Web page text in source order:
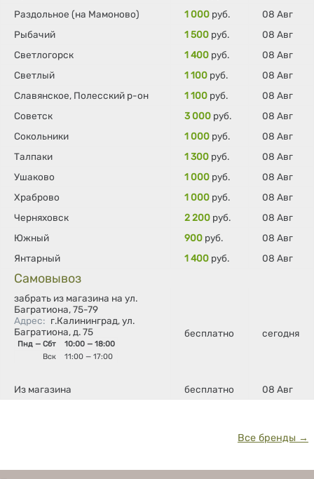
Раздольное (на Мамоново)
1 000 руб.
08 Авг
Рыбачий
1 500 руб.
08 Авг
Светлогорск
1 400 руб.
08 Авг
Светлый
1 100 руб.
08 Авг
Славянское, Полесский р-он
1 100 руб.
08 Авг
Советск
3 000 руб.
08 Авг
Сокольники
1 000 руб.
08 Авг
Талпаки
1 300 руб.
08 Авг
Ушаково
1 000 руб.
08 Авг
Храброво
1 000 руб.
08 Авг
Черняховск
2 200 руб.
08 Авг
Южный
900 руб.
08 Авг
Янтарный
1 400 руб. 08 Авг
Самовывоз
забрать из магазина на ул.
Багратиона, 75-79
Адрес: г.Калининград, ул.
Багратиона, д. 75
Пнд — Сбт
10:00 — 18:00
Вск
11:00 — 17:00
бесплатно сегодня
Из магазина бесплатно 08 Авг
Все бренды →